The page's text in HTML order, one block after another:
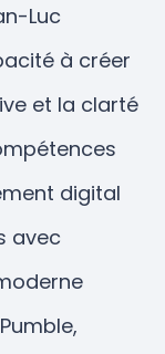
Luc
à créer
et la clarté
digital
avec